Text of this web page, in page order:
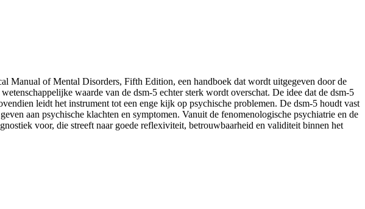
Manual of Mental Disorders, Fifth Edition, een handboek dat wordt uitgegeven door de
waarde van de dsm-5 echter sterk wordt overschat. De idee dat de dsm-5
leidt het instrument tot een enge kijk op psychische problemen. De dsm-5 houdt vast
aan psychische klachten en symptomen. Vanuit de fenomenologische psychiatrie en de
voor, die streeft naar goede reflexiviteit, betrouwbaarheid en validiteit binnen het